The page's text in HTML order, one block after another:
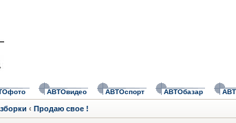
АВТОвидео АВТОспорт АВТОбазар
‹ Продаю свое !